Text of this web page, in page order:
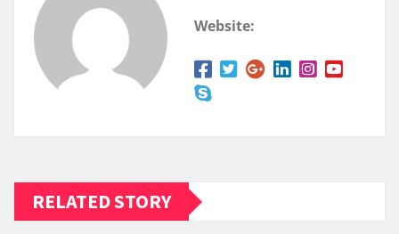
Website:
RELATED STORY